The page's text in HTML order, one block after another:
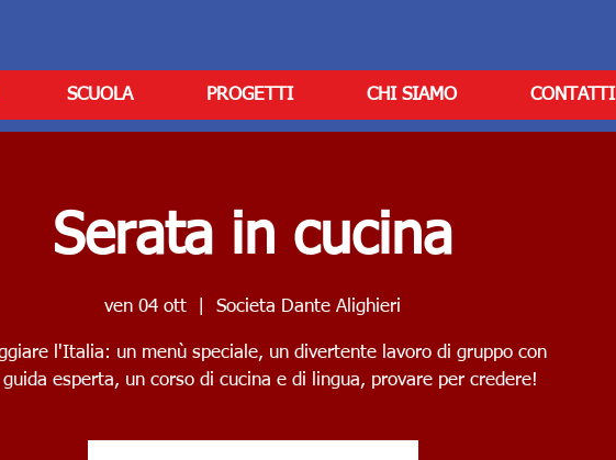
SCUOLA PROGETTI CHI SIAMO CONTATTI
Serata in cucina
ven 04 ott Societa Dante Alighieri
l'Italia: un menù speciale, un divertente lavoro di gruppo con
guida esperta, un corso di cucina e di lingua, provare per credere!